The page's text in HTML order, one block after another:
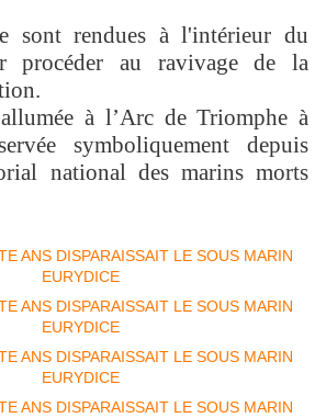
sont rendues à l'intérieur du
procéder au ravivage de la
à l’Arc de Triomphe à
symboliquement depuis
national des marins morts